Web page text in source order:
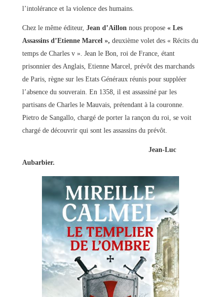
l’intolérance et la violence des humains.
Chez le même éditeur, Jean d’Aillon nous propose « Les
Assassins d’Etienne Marcel », deuxième volet des « Récits du
temps de Charles v ». Jean le Bon, roi de France, étant
prisonnier des Anglais, Etienne Marcel, prévôt des marchands
de Paris, règne sur les Etats Généraux réunis pour suppléer
l’absence du souverain. En 1358, il est assassiné par les
partisans de Charles le Mauvais, prétendant à la couronne.
Pietro de Sangallo, chargé de porter la rançon du roi, se voit
chargé de découvrir qui sont les assassins du prévôt.
Jean-Luc
Aubarbier.